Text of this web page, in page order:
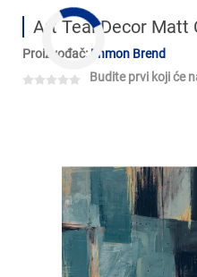
Art Teal Decor Matt
Proizvođač: Enmon Brend
Budite prvi koji će